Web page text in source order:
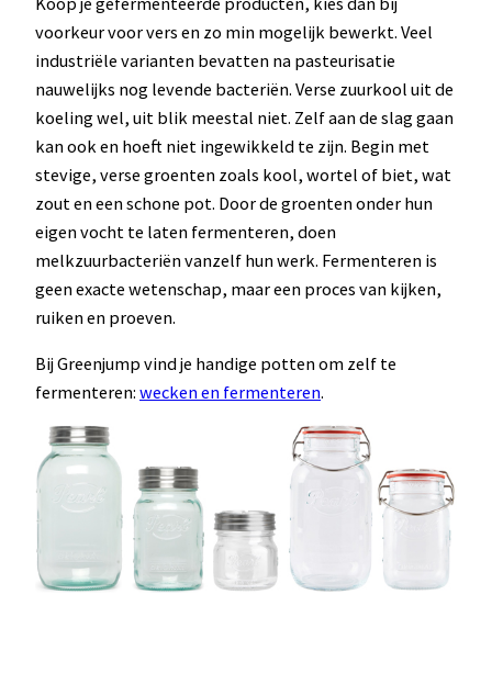
voorkeur voor vers en zo min mogelijk bewerkt. Veel
industriële varianten bevatten na pasteurisatie
nauwelijks nog levende bacteriën. Verse zuurkool uit de
koeling wel, uit blik meestal niet. Zelf aan de slag gaan
kan ook en hoeft niet ingewikkeld te zijn. Begin met
stevige, verse groenten zoals kool, wortel of biet, wat
zout en een schone pot. Door de groenten onder hun
eigen vocht te laten fermenteren, doen
melkzuurbacteriën vanzelf hun werk. Fermenteren is
geen exacte wetenschap, maar een proces van kijken,
ruiken en proeven.
Bij Greenjump vind je handige potten om zelf te
fermenteren: wecken en fermenteren.